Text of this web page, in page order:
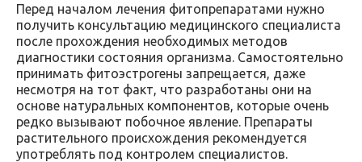
Перед началом лечения фитопрепаратами нужно
получить консультацию медицинского специалиста
после прохождения необходимых методов
диагностики состояния организма. Самостоятельно
принимать фитоэстрогены запрещается, даже
несмотря на тот факт, что разработаны они на
основе натуральных компонентов, которые очень
редко вызывают побочное явление. Препараты
растительного происхождения рекомендуется
употреблять под контролем специалистов.